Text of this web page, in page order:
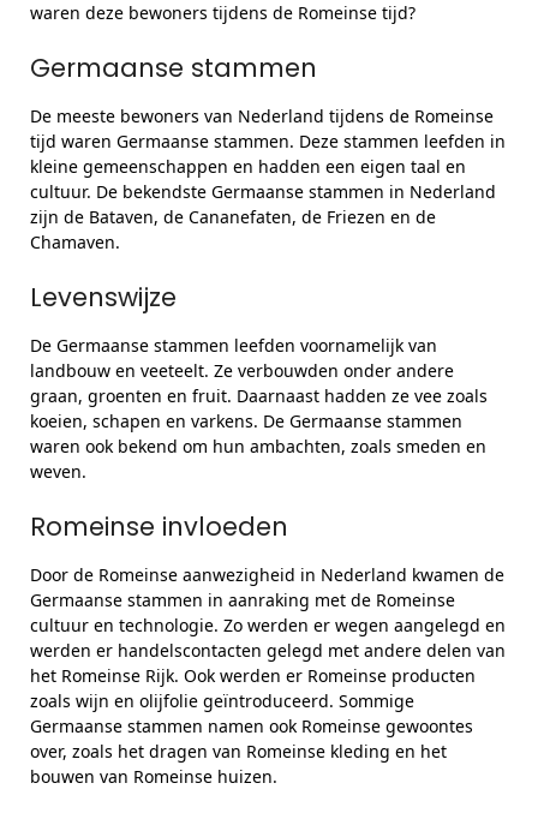
waren deze bewoners tijdens de Romeinse tijd?
Germaanse stammen
De meeste bewoners van Nederland tijdens de Romeinse
tijd waren Germaanse stammen. Deze stammen leefden in
kleine gemeenschappen en hadden een eigen taal en
cultuur. De bekendste Germaanse stammen in Nederland
zijn de Bataven, de Cananefaten, de Friezen en de
Chamaven.
Levenswijze
De Germaanse stammen leefden voornamelijk van
landbouw en veeteelt. Ze verbouwden onder andere
graan, groenten en fruit. Daarnaast hadden ze vee zoals
koeien, schapen en varkens. De Germaanse stammen
waren ook bekend om hun ambachten, zoals smeden en
weven.
Romeinse invloeden
Door de Romeinse aanwezigheid in Nederland kwamen de
Germaanse stammen in aanraking met de Romeinse
cultuur en technologie. Zo werden er wegen aangelegd en
werden er handelscontacten gelegd met andere delen van
het Romeinse Rijk. Ook werden er Romeinse producten
zoals wijn en olijfolie geïntroduceerd. Sommige
Germaanse stammen namen ook Romeinse gewoontes
over, zoals het dragen van Romeinse kleding en het
bouwen van Romeinse huizen.